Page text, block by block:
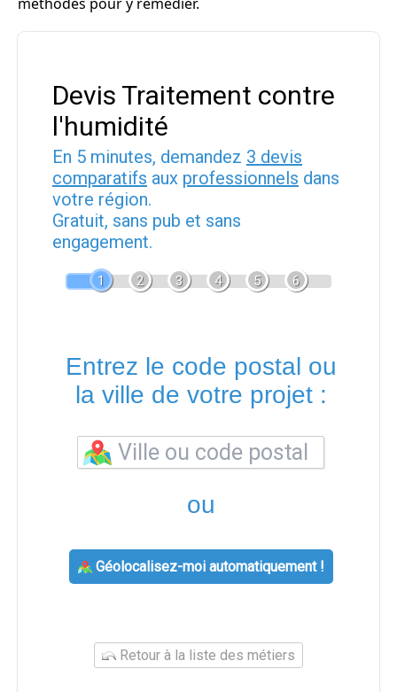
Devis Traitement contre
l'humidité
En 5 minutes, demandez 3 devis
comparatifs aux professionnels dans
votre région.
Gratuit, sans pub et sans
engagement.
1 2 3 4 5 6
Entrez le code postal ou
la ville de votre projet :
ou
Géolocalisez-moi automatiquement !
Retour à la liste des métiers